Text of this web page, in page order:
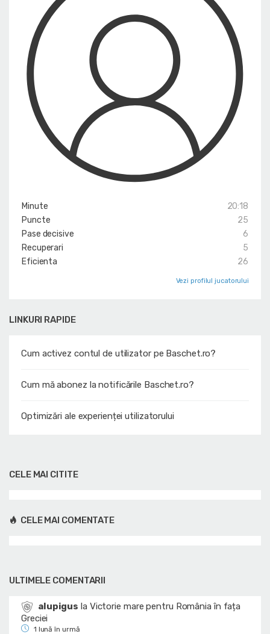
Minute
20:18
Puncte
25
Pase decisive
6
Recuperari
5
Eficienta
26
Vezi profilul jucatorului
LINKURI RAPIDE
Cum activez contul de utilizator pe Baschet.ro?
Cum mă abonez la notificările Baschet.ro?
Optimizări ale experienței utilizatorului
CELE MAI CITITE
CELE MAI COMENTATE
ULTIMELE COMENTARII
alupigus la Victorie mare pentru România în fața
Greciei
1 lună în urmă